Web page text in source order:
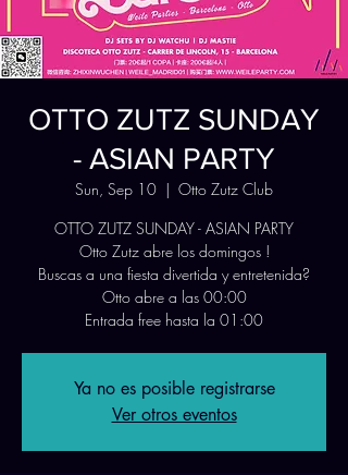
OTTO ZUTZ SUNDAY
- ASIAN PARTY
Sun, Sep 10
  |
Otto Zutz Club
OTTO ZUTZ SUNDAY - ASIAN PARTY
Otto Zutz abre los domingos !
Buscas a una fiesta divertida y entretenida?
Otto abre a las 00:00
Entrada free hasta la 01:00
Ya no es posible registrarse
Ver otros eventos